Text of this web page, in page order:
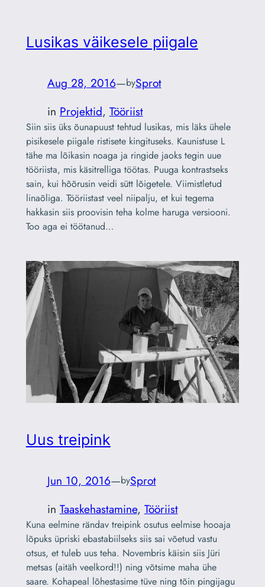
Lusikas väikesele piigale
Aug 28, 2016—bySprot
in Projektid, Tööriist
Siin siis üks õunapuust tehtud lusikas, mis läks ühele
pisikesele piigale ristisete kingituseks. Kaunistuse L
tähe ma lõikasin noaga ja ringide jaoks tegin uue
tööriista, mis käsitrelliga töötas. Puuga kontrastseks
sain, kui hõõrusin veidi sütt lõigetele. Viimistletud
linaõliga. Tööriistast veel niipalju, et kui tegema
hakkasin siis proovisin teha kolme haruga versiooni.
Too aga ei töötanud…
Uus treipink
Jun 10, 2016—bySprot
in Taaskehastamine, Tööriist
Kuna eelmine rändav treipink osutus eelmise hooaja
lõpuks üpriski ebastabiilseks siis sai võetud vastu
otsus, et tuleb uus teha. Novembris käisin siis Jüri
metsas (aitäh veelkord!!) ning võtsime maha ühe
saare. Kohapeal lõhestasime tüve ning tõin pingijagu